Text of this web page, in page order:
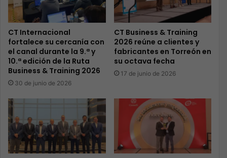
CT Internacional
fortalece su cercanía con
el canal durante la 9.ª y
10.ª edición de la Ruta
Business & Training 2026
30 de junio de 2026
CT Business & Training
2026 reúne a clientes y
fabricantes en Torreón en
su octava fecha
17 de junio de 2026